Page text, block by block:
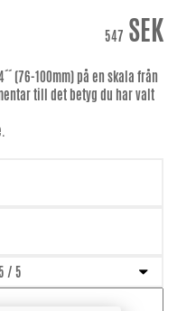
547 SEK
(76-100mm) på en skala från
till det betyg du har valt